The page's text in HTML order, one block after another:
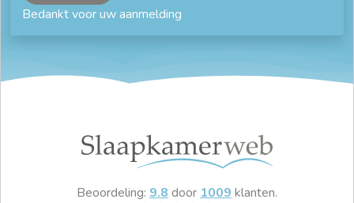
Bedankt voor uw aanmelding
Beoordeling: 9.8door1009klanten.